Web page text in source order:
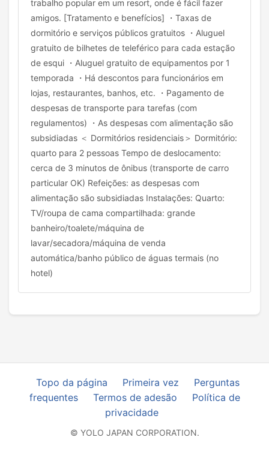
trabalho popular em um resort, onde é fácil fazer
amigos. [Tratamento e benefícios] ・Taxas de
dormitório e serviços públicos gratuitos ・Aluguel
gratuito de bilhetes de teleférico para cada estação
de esqui ・Aluguel gratuito de equipamentos por 1
temporada ・Há descontos para funcionários em
lojas, restaurantes, banhos, etc. ・Pagamento de
despesas de transporte para tarefas (com
regulamentos) ・As despesas com alimentação são
subsidiadas ＜ Dormitórios residenciais＞ Dormitório:
quarto para 2 pessoas Tempo de deslocamento:
cerca de 3 minutos de ônibus (transporte de carro
particular OK) Refeições: as despesas com
alimentação são subsidiadas Instalações: Quarto:
TV/roupa de cama compartilhada: grande
banheiro/toalete/máquina de
lavar/secadora/máquina de venda
automática/banho público de águas termais (no
hotel)
Topo da página Primeira vez
Perguntas
frequentes
Termos de adesão
Política de
privacidade
© YOLO JAPAN CORPORATION.